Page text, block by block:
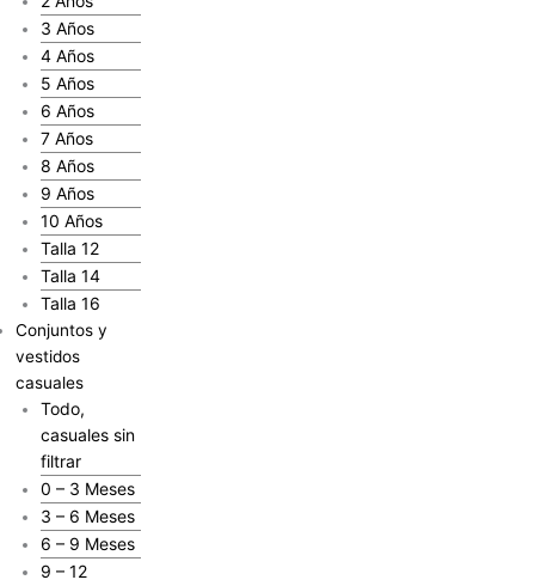
3 Años
4 Años
5 Años
6 Años
7 Años
8 Años
9 Años
10 Años
Talla 12
Talla 14
Talla 16
Conjuntos y
vestidos
casuales
Todo,
casuales sin
filtrar
0 – 3 Meses
3 – 6 Meses
6 – 9 Meses
9 – 12